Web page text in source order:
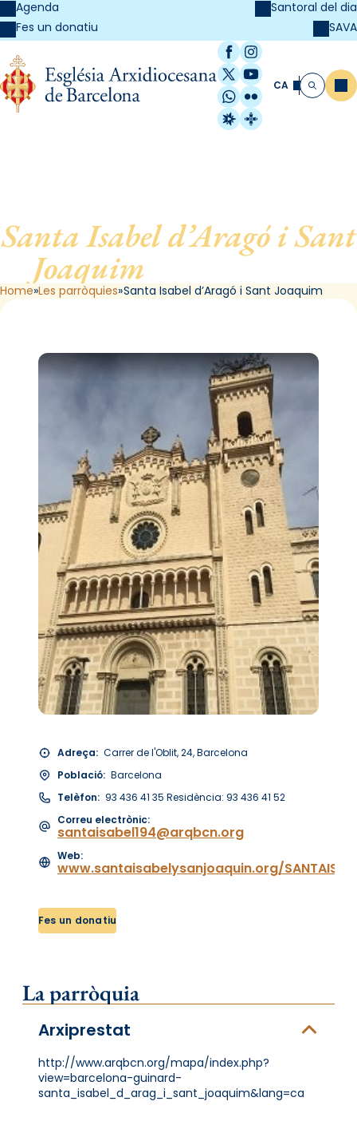
Agenda
Fes un donatiu
Santoral del dia
SAVA
Facebook
Instagram
X / Twitter
YouTube
WhatsApp
Flickr
Radio Estel
Catalunya
CA Cerca
Santa Isabel d’Aragó i Sant
Joaquim , de Barcelona
Home Les parròquies Santa Isabel d’Aragó i Sant Joaquim
Adreça: Carrer de l'Oblit, 24, Barcelona
Població: Barcelona
Telèfon: 93 436 41 35 Residència: 93 436 41 52
Correu electrònic:
santaisabel194@arqbcn.org
Web:
www.santaisabelysanjoaquin.org/
Fes un donatiu
La parròquia
Arxiprestat
http://www.arqbcn.org/mapa/index.php?
view=barcelona-guinard-
santa_isabel_d_arag_i_sant_joaquim&lang=ca